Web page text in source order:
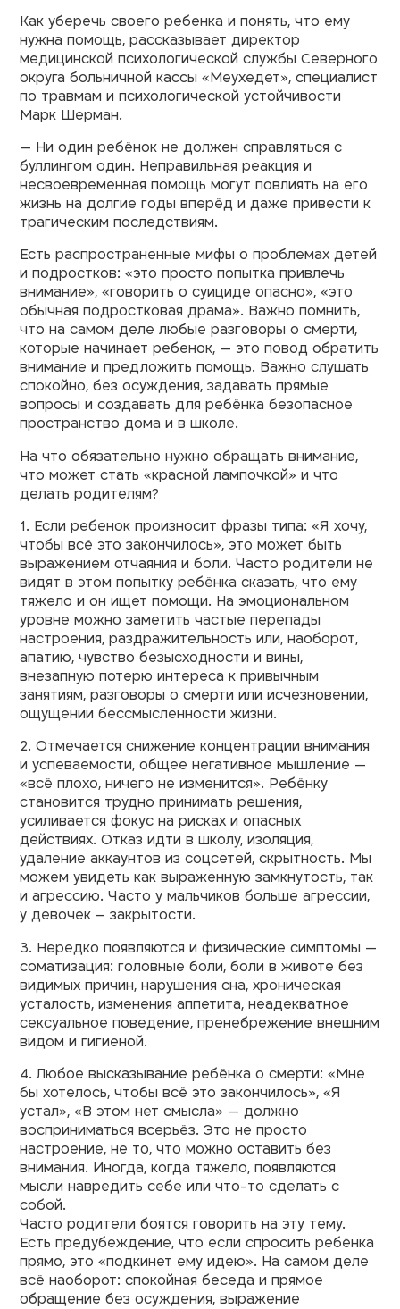
Как уберечь своего ребенка и понять, что ему
нужна помощь, рассказывает директор
медицинской психологической службы Северного
округа больничной кассы «Меухедет», специалист
по травмам и психологической устойчивости
Марк Шерман.
— Ни один ребёнок не должен справляться с
буллингом один. Неправильная реакция и
несвоевременная помощь могут повлиять на его
жизнь на долгие годы вперёд и даже привести к
трагическим последствиям.
Есть распространенные мифы о проблемах детей
и подростков: «это просто попытка привлечь
внимание», «говорить о суициде опасно», «это
обычная подростковая драма». Важно помнить,
что на самом деле любые разговоры о смерти,
которые начинает ребенок, — это повод обратить
внимание и предложить помощь. Важно слушать
спокойно, без осуждения, задавать прямые
вопросы и создавать для ребёнка безопасное
пространство дома и в школе.
На что обязательно нужно обращать внимание,
что может стать «красной лампочкой» и что
делать родителям?
1. Если ребенок произносит фразы типа: «Я хочу,
чтобы всё это закончилось», это может быть
выражением отчаяния и боли. Часто родители не
видят в этом попытку ребёнка сказать, что ему
тяжело и он ищет помощи. На эмоциональном
уровне можно заметить частые перепады
настроения, раздражительность или, наоборот,
апатию, чувство безысходности и вины,
внезапную потерю интереса к привычным
занятиям, разговоры о смерти или исчезновении,
ощущении бессмысленности жизни.
2. Отмечается снижение концентрации внимания
и успеваемости, общее негативное мышление —
«всё плохо, ничего не изменится». Ребёнку
становится трудно принимать решения,
усиливается фокус на рисках и опасных
действиях. Отказ идти в школу, изоляция,
удаление аккаунтов из соцсетей, скрытность. Мы
можем увидеть как выраженную замкнутость, так
и агрессию. Часто у мальчиков больше агрессии,
у девочек – закрытости.
3. Нередко появляются и физические симптомы —
соматизация: головные боли, боли в животе без
видимых причин, нарушения сна, хроническая
усталость, изменения аппетита, неадекватное
сексуальное поведение, пренебрежение внешним
видом и гигиеной.
4. Любое высказывание ребёнка о смерти: «Мне
бы хотелось, чтобы всё это закончилось», «Я
устал», «В этом нет смысла» — должно
восприниматься всерьёз. Это не просто
настроение, не то, что можно оставить без
внимания. Иногда, когда тяжело, появляются
мысли навредить себе или что-то сделать с
собой.
Часто родители боятся говорить на эту тему.
Есть предубеждение, что если спросить ребёнка
прямо, это «подкинет ему идею». На самом деле
всё наоборот: спокойная беседа и прямое
обращение без осуждения, выражение